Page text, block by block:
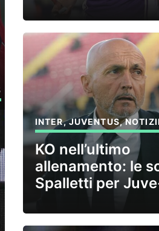
INTER,JUVENTUS,
KO nell’ultimo
allenamento: le
Spalletti per